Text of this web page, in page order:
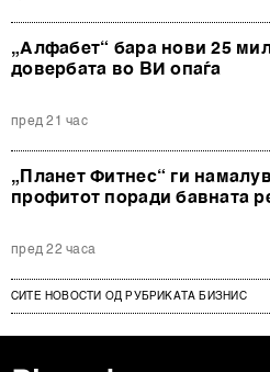
„Алфабет“ бара нови 25
довербата во ВИ опаѓа
пред 21 час
„Планет Фитнес“ ги
профитот поради бавната
пред 22 часа
СИТЕ НОВОСТИ ОД РУБРИКАТА БИЗНИС